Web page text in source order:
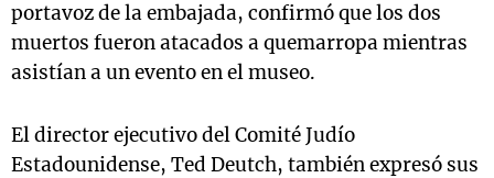
portavoz de la embajada, confirmó que los dos
muertos fueron atacados a quemarropa mientras
asistían a un evento en el museo.
El director ejecutivo del Comité Judío
Estadounidense, Ted Deutch, también expresó sus